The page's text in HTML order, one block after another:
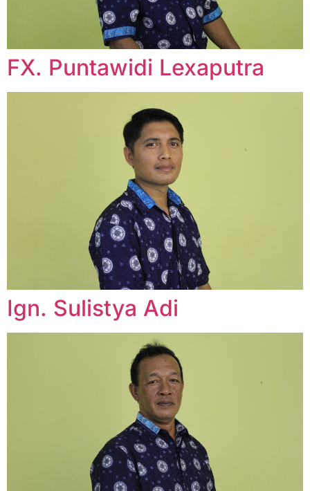
FX. Puntawidi Lexaputra
Ign. Sulistya Adi